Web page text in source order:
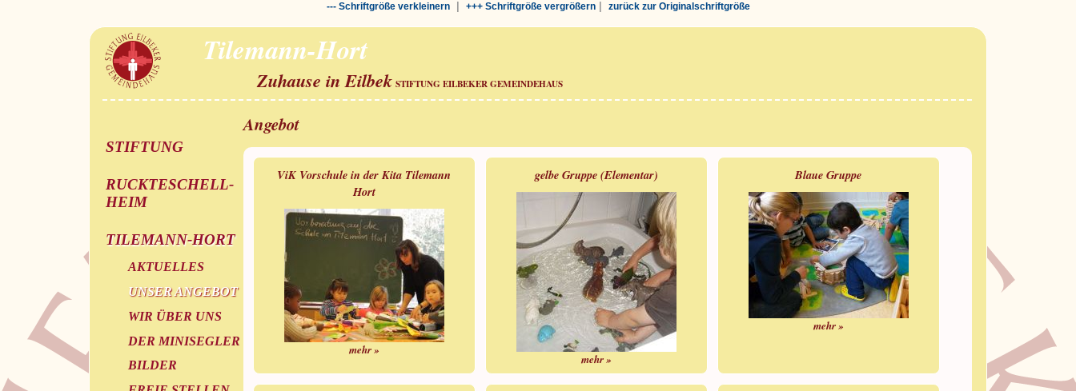
--- Schriftgröße verkleinern| +++ Schriftgröße vergrößern| zurück zur Originalschriftgröße
Tilemann-Hort
Zuhause in Eilbek STIFTUNG EILBEKER GEMEINDEHAUS
STIFTUNG
RUCKTESCHELL-
HEIM
TILEMANN-HORT
AKTUELLES
UNSER ANGEBOT
WIR ÜBER UNS
DER MINISEGLER
BILDER
Angebot
ViK Vorschule in der Kita Tilemann
Hort
mehr »
gelbe Gruppe (Elementar)
mehr »
Blaue Gruppe
mehr »